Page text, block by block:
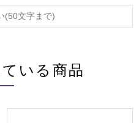
いる商品